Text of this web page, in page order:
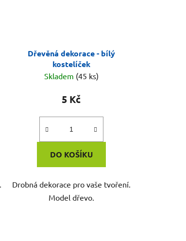
Dřevěná dekorace - bílý
kostelíček
Skladem (45 ks)
5 Kč
DO KOŠÍKU
Drobná dekorace pro vaše tvoření.
Model dřevo.